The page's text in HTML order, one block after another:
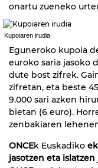
onartu zueneko
Kupoiaren irudia
Eguneroko kupoia
euroko saria jasoko
dute bost zifrek.
zifretan, eta beste
9.000 sari azken
bietan (6 euro).
zenbakiaren
ONCEk Euskadiko
jasotzen eta islatzen